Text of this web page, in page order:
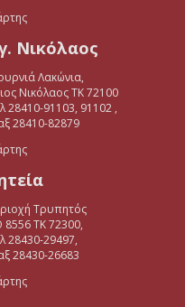
Νικόλαος
Λακώνια,
Νικόλαος ΤΚ 72100
28410-91103, 91102 ,
28410-82879
Τρυπητός
8556 ΤΚ 72300,
28430-29497,
28430-26683